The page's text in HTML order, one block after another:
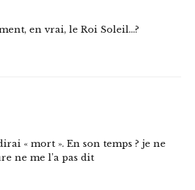
en vrai, le Roi Soleil…?
« mort ». En son temps ? je ne
ne me l’a pas dit